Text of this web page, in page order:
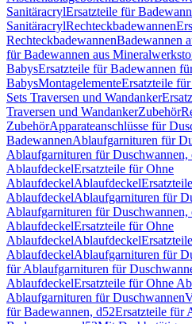
SanitäracrylErsatzteile für
SanitäracrylRechteckbadewannen
RechteckbadewannenBadewannen
für Badewannen aus
BabysErsatzteile für Badewannen
BabysMontagelementeErsatzteile
Sets Traversen und Wandanker
Traversen und WandankerZubehör
ZubehörApparateanschlüsse für
BadewannenAblaufgarnituren für
Ablaufgarnituren für Duschwannen,
AblaufdeckelErsatzteile für Ohne
AblaufdeckelAblaufdeckel
AblaufdeckelAblaufgarnituren für
Ablaufgarnituren für Duschwannen,
AblaufdeckelErsatzteile für Ohne
AblaufdeckelAblaufdeckel
AblaufdeckelAblaufgarnituren für
für Ablaufgarnituren für
AblaufdeckelErsatzteile für Ohne
Ablaufgarnituren für Duschwannen
für Badewannen, d52Ersatzteile für